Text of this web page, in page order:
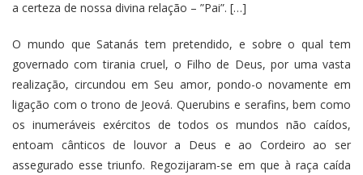
a certeza de nossa divina relação – ”Pai”. […]
O mundo que Satanás tem pretendido, e sobre o qual tem
governado com tirania cruel, o Filho de Deus, por uma vasta
realização, circundou em Seu amor, pondo-o novamente em
ligação com o trono de Jeová. Querubins e serafins, bem como
os inumeráveis exércitos de todos os mundos não caídos,
entoam cânticos de louvor a Deus e ao Cordeiro ao ser
assegurado esse triunfo. Regozijaram-se em que à raça caída